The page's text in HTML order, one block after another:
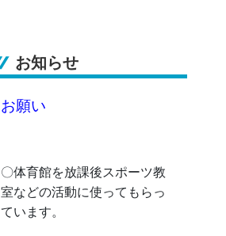
お知らせ
お願い
〇体育館を放課後スポーツ教
室などの活動に使ってもらっ
ています。